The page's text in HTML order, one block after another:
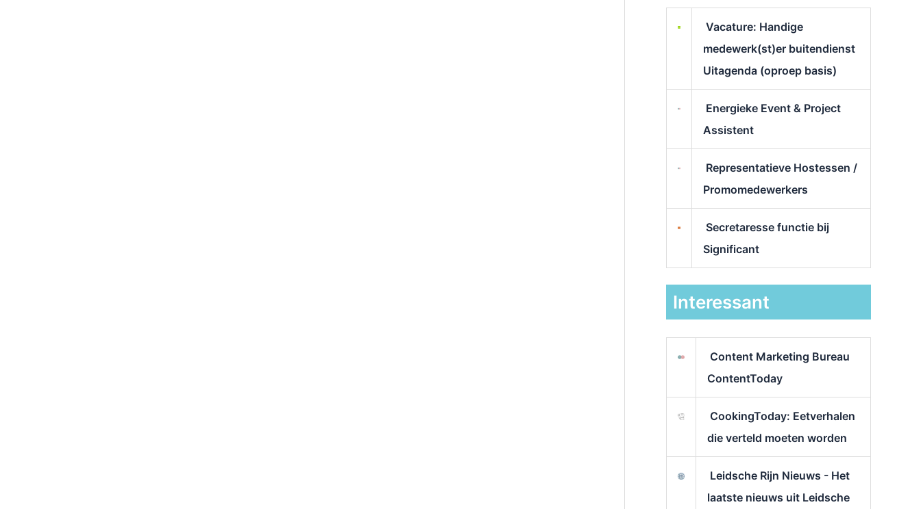
Vacature: Handige
medewerk(st)er buitendienst
Uitagenda (oproep basis)
Energieke Event & Project
Assistent
Representatieve Hostessen /
Promomedewerkers
Secretaresse functie bij
Significant
Interessant
Content Marketing Bureau
ContentToday
CookingToday: Eetverhalen
die verteld moeten worden
Leidsche Rijn Nieuws - Het
laatste nieuws uit Leidsche